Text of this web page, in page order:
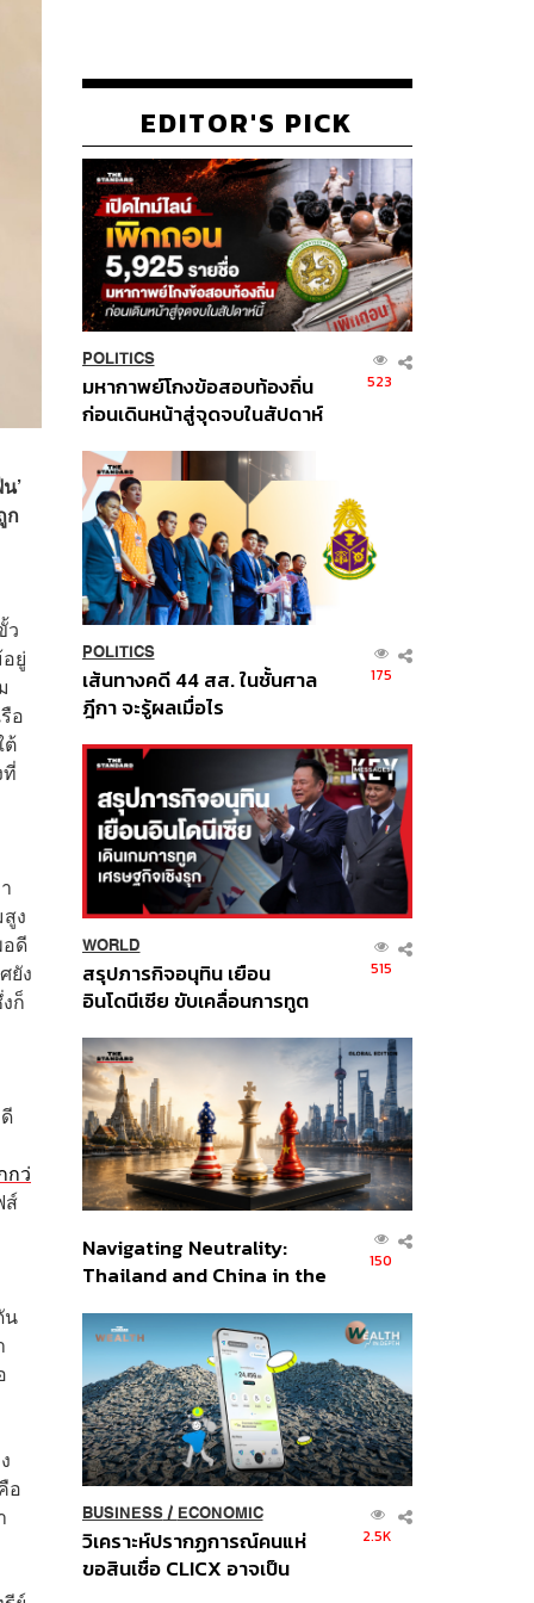
’
ก
ว
ยู่
อ
ต้
ง
ดี
ยัง
ก็
กว่
ส์
น
อ
EDITOR'S PICK
POLITICS
มหากาพย์โกงข้อสอบท้องถิ่น
ก่อนเดินหน้าสู่จุดจบในสัปดาห์
523
POLITICS
เส้นทางคดี 44 สส. ในชั้นศาล
ฎีกา จะรู้ผลเมื่อไร
175
WORLD
สรุปภารกิจอนุทิน เยือน
อินโดนีเซีย ขับเคลื่อนการทูต
ส่วนยุทธศาสตร์ไทย –
อินโดนีเซีย
515
Navigating Neutrality:
Thailand and China in the
Order
150
BUSINESS/ ECONOMIC
วิเคราะห์ปรากฏการณ์คนแห่
ขอสินเชื่อ CLICX อาจเป็น
2.5K